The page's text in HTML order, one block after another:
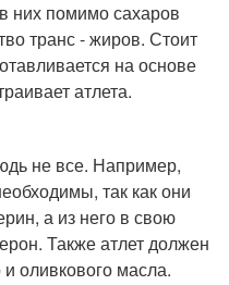
них помимо сахаров
транс - жиров. Стоит
на основе
атлета.
не все. Например,
так как они
а из него в свою
Также атлет должен
оливкового масла.